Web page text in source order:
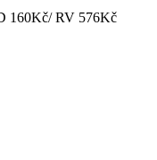
160Kč/ RV 576Kč